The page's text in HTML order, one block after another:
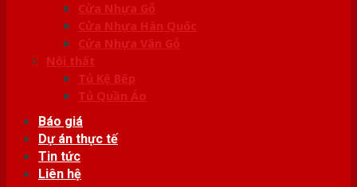
Cửa Nhựa Gỗ
Cửa Nhựa Hàn Quốc
Cửa Nhựa Vân Gỗ
Nội thất
Tủ Kệ Bếp
Tủ Quần Áo
Báo giá
Dự án thực tế
Tin tức
Liên hệ